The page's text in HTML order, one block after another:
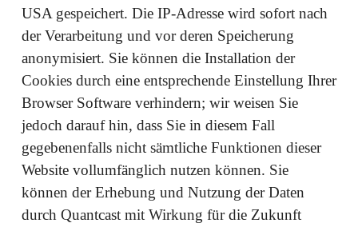
USA gespeichert. Die IP-Adresse wird sofort nach
der Verarbeitung und vor deren Speicherung
anonymisiert. Sie können die Installation der
Cookies durch eine entsprechende Einstellung Ihrer
Browser Software verhindern; wir weisen Sie
jedoch darauf hin, dass Sie in diesem Fall
gegebenenfalls nicht sämtliche Funktionen dieser
Website vollumfänglich nutzen können. Sie
können der Erhebung und Nutzung der Daten
durch Quantcast mit Wirkung für die Zukunft